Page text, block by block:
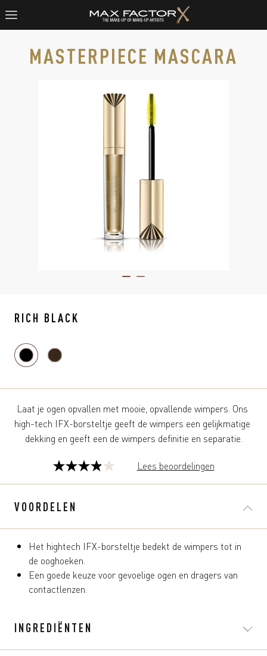
MASTERPIECE MASCARA
RICH BLACK
Laat je ogen opvallen met mooie, opvallende wimpers. Ons
high-tech IFX-borsteltje geeft de wimpers een gelijkmatige
dekking en geeft een de wimpers definitie en separatie.
3.9
van
de
5
sterren.
59
beoordelingen
Lees beoordelingen
VOORDELEN
Het hightech IFX-borsteltje bedekt de wimpers tot in
de ooghoeken.
Een goede keuze voor gevoelige ogen en dragers van
contactlenzen.
INGREDIËNTEN